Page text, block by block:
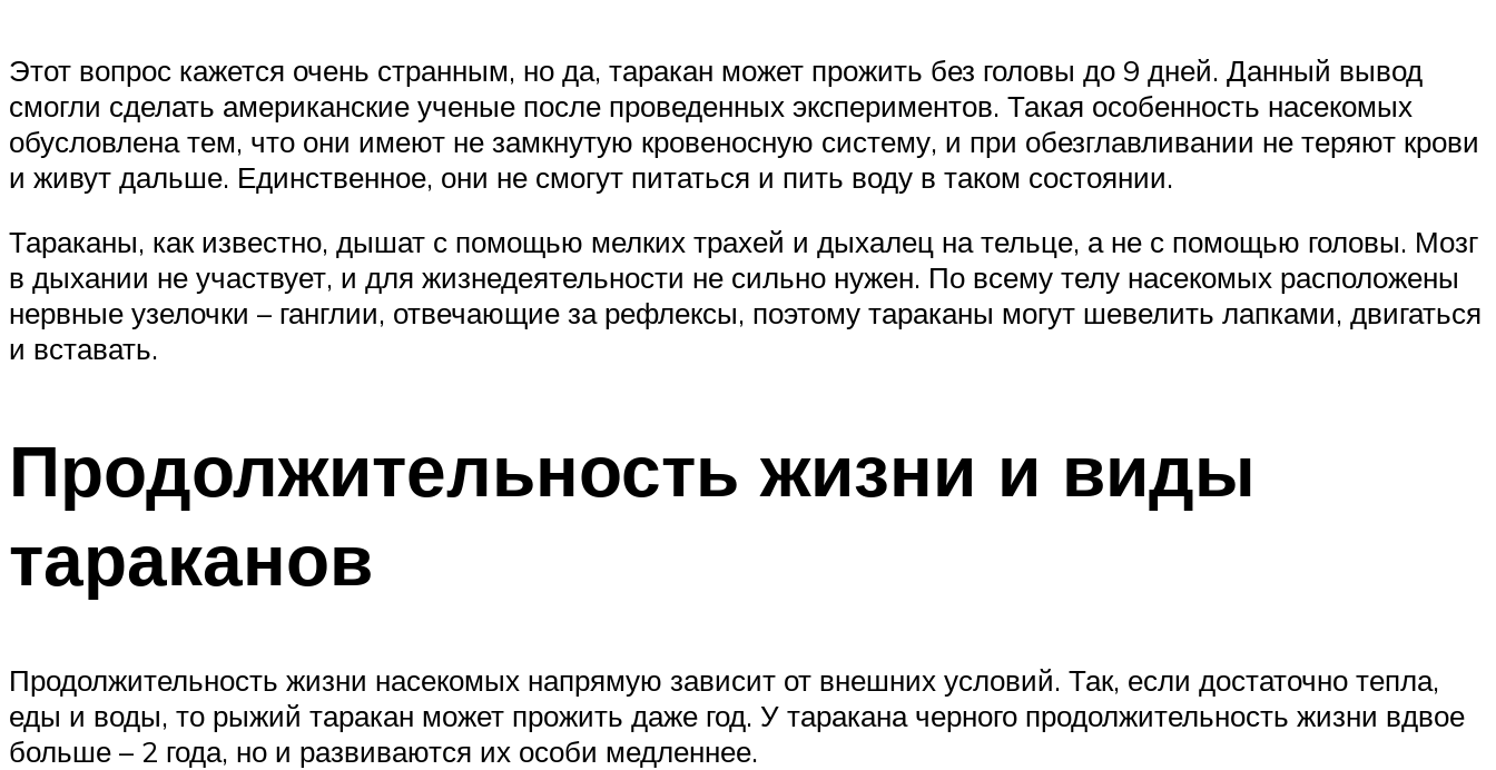
Этот вопрос кажется очень странным, но да, таракан может прожить без головы до 9 дней. Данный вывод
смогли сделать американские ученые после проведенных экспериментов. Такая особенность насекомых
обусловлена тем, что они имеют не замкнутую кровеносную систему, и при обезглавливании не теряют крови
и живут дальше. Единственное, они не смогут питаться и пить воду в таком состоянии.
Тараканы, как известно, дышат с помощью мелких трахей и дыхалец на тельце, а не с помощью головы. Мозг
в дыхании не участвует, и для жизнедеятельности не сильно нужен. По всему телу насекомых расположены
нервные узелочки – ганглии, отвечающие за рефлексы, поэтому тараканы могут шевелить лапками, двигаться
и вставать.
Продолжительность жизни и виды
тараканов
Продолжительность жизни насекомых напрямую зависит от внешних условий. Так, если достаточно тепла,
еды и воды, то рыжий таракан может прожить даже год. У таракана черного продолжительность жизни вдвое
больше – 2 года, но и развиваются их особи медленнее.